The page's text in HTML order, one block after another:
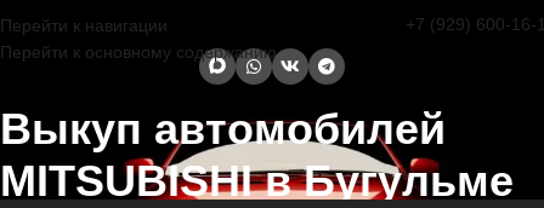
Перейти к навигации
Перейти к основному содержанию
+7 (929) 600-16-
Выкуп автомобилей
MITSUBISHI в Бугульме